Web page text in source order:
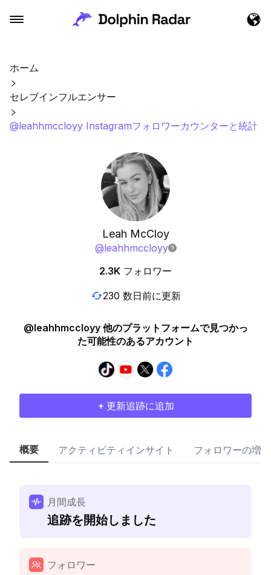
ホーム
セレブインフルエンサー
@leahhmccloyy Instagramフォロワーカウンターと統計
Leah McCloy
@leahhmccloyy
2.3K フォロワー
230 数日前に更新
@leahhmccloyy 他のプラットフォームで見つかっ
た可能性のあるアカウント
+ 更新追跡に追加
概要 アクティビティインサイト フォロワーの増加
月間成長
追跡を開始しました
フォロワー